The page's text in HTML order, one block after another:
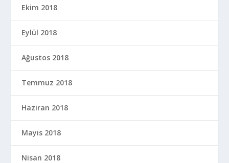
Ekim 2018
Eylül 2018
Ağustos 2018
Temmuz 2018
Haziran 2018
Mayıs 2018
Nisan 2018